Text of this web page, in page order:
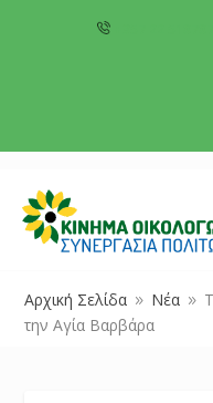
Αρχική Σελίδα 9 Νέα 9
την Αγία Βαρβάρα